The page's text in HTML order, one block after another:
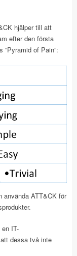
hjälper till att
efter den första
of Pain”:
använda ATT&CK för
IT-
dessa två inte